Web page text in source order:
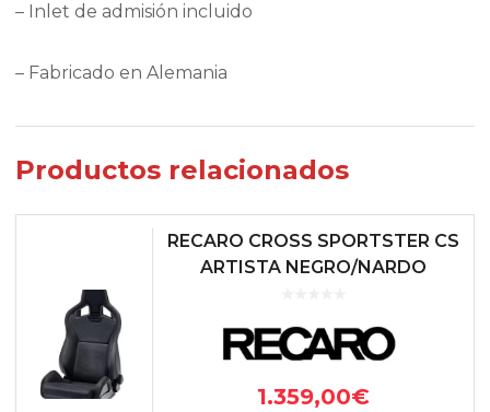
– Inlet de admisión incluido
– Fabricado en Alemania
Productos relacionados
RECARO CROSS SPORTSTER CS
ARTISTA NEGRO/NARDO
1.359,00€